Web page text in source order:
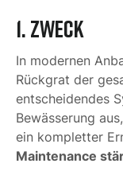
1. Zweck
In modernen
Rückgrat der
entscheidendes
Bewässerung
ein kompletter
Maintenance